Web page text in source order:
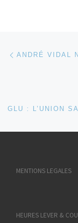
Parcourir
MENTIONS LEGALES
HEURES LEVER &